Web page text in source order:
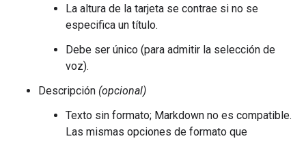
La altura de la tarjeta se contrae si no se
especifica un título.
Debe ser único (para admitir la selección de
voz).
Descripción (opcional)
Texto sin formato; Markdown no es compatible.
Las mismas opciones de formato que